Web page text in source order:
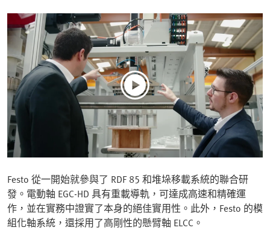
Festo 從一開始就參與了 RDF 85 和堆垛移載系統的聯合研
發。電動軸 EGC-HD 具有重載導軌，可達成高速和精確運
作，並在實務中證實了本身的絕佳實用性。此外，Festo 的模
組化軸系統，還採用了高剛性的懸臂軸 ELCC。